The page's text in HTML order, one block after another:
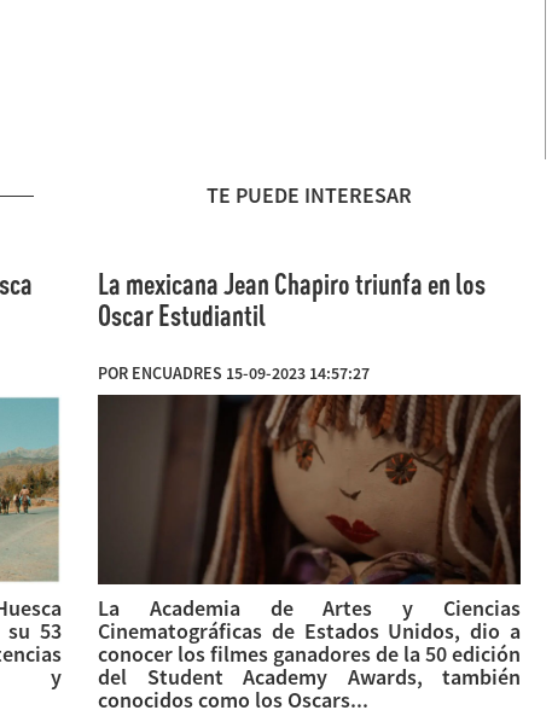
TE PUEDE INTERESAR
53
y
La mexicana Jean Chapiro triunfa en los
Oscar Estudiantil
POR ENCUADRES 15-09-2023 14:57:27
La Academia de Artes y Ciencias
Cinematográficas de Estados Unidos, dio a
conocer los filmes ganadores de la 50 edición
del Student Academy Awards, también
conocidos como los Oscars...